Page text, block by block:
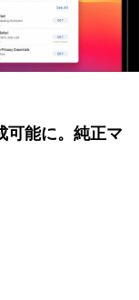
可能に。純正マ